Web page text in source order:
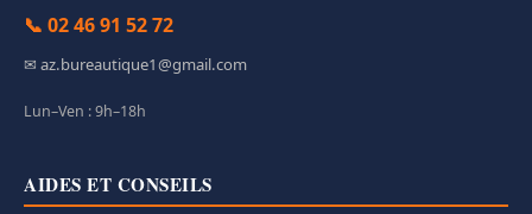
📞 02 46 91 52 72
✉ az.bureautique1@gmail.com
Lun–Ven : 9h–18h
AIDES ET CONSEILS